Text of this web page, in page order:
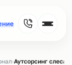
›Аутсорсинг